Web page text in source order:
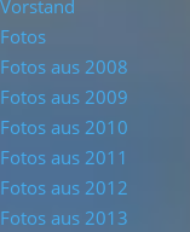
Vorstand
Fotos
Fotos aus 2008
Fotos aus 2009
Fotos aus 2010
Fotos aus 2011
Fotos aus 2012
Fotos aus 2013